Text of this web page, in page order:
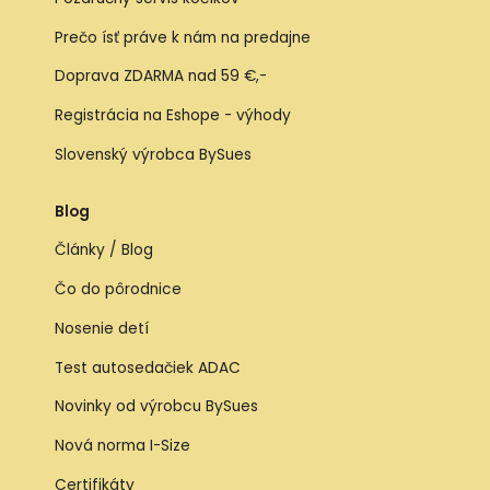
Prečo ísť práve k nám na predajne
Doprava ZDARMA nad 59 €,-
Registrácia na Eshope - výhody
Slovenský výrobca BySues
Blog
Články / Blog
Čo do pôrodnice
Nosenie detí
Test autosedačiek ADAC
Novinky od výrobcu BySues
Nová norma I-Size
Certifikáty